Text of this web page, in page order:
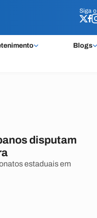
Siga o
Blogs
Siga o
disputam
estaduais em